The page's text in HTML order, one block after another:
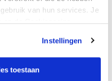
van hun services. Je
op de Cookiepagina.
Instellingen
toestaan
0 (2-0)
Nick Venema, Yuya